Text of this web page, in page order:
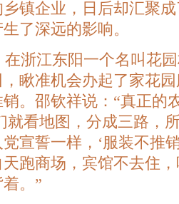
镇企业，日后却汇聚
了深远的影响。
浙江东阳一个名叫花
瞅准机会办起了家花
销。邵钦祥说：“真正的
就看地图，分成三路，
宣誓一样，‘服装不推
跑商场，宾馆不去住
。”